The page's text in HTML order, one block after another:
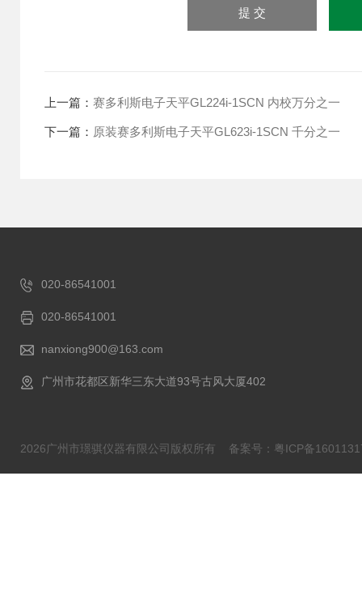
上一篇： 赛多利斯电子天平GL224i-1SCN 内校万分之一
下一篇： 原装赛多利斯电子天平GL623i-1SCN 千分之一
020-86541001
020-86541001
nanxiong900@163.com
广州市花都区新华三东大道93号古风大厦402
2026广州市璟骐仪器有限公司版权所有 备案号：粤ICP备